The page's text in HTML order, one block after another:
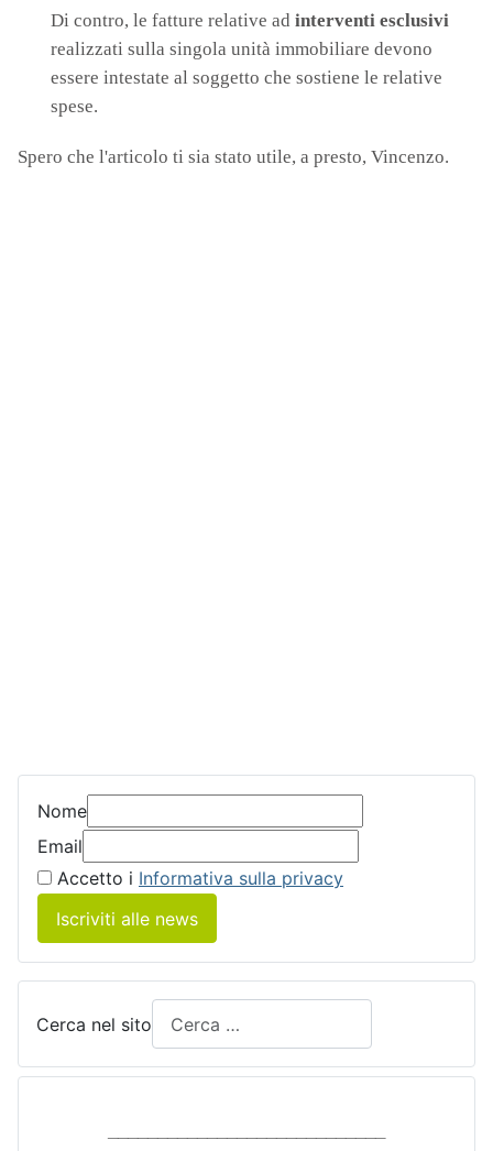
Di contro, le fatture relative ad interventi esclusivi
realizzati sulla singola unità immobiliare devono
essere intestate al soggetto che sostiene le relative
spese.
Spero che l'articolo ti sia stato utile, a presto, Vincenzo.
Nome
Email
Accetto i Informativa sulla privacy
Iscriviti alle news
Cerca nel sito